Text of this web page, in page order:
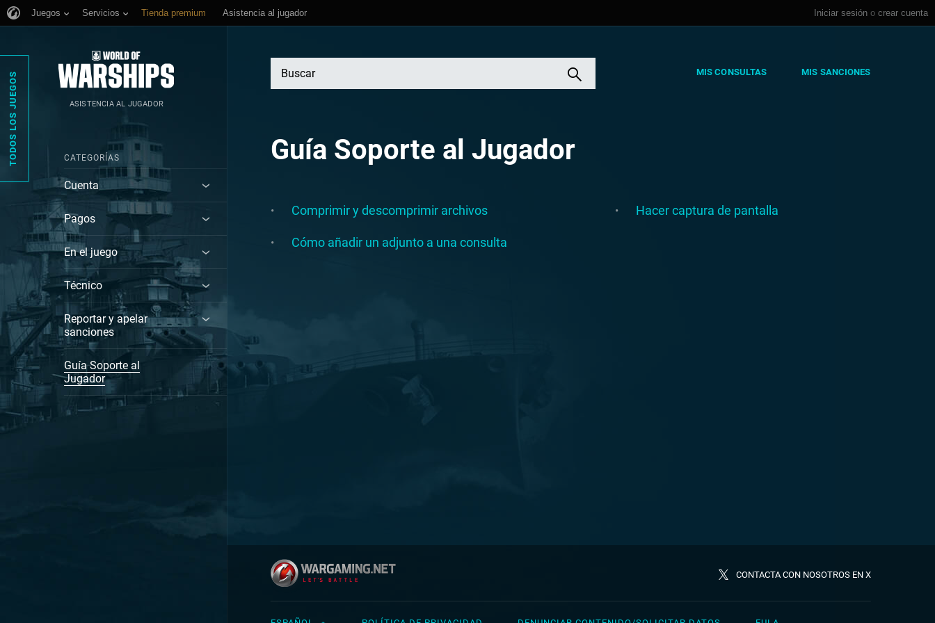
Iniciar sesión o crear cuenta
Juegos Servicios Tienda premium Asistencia al jugador
TODOS LOS JUEGOS ASISTENCIA AL JUGADOR
CATEGORÍAS
Cuenta
Pagos
En el juego
Técnico
Reportar y apelar
sanciones
Guía Soporte al
Jugador
MIS CONSULTAS MIS SANCIONES
Guía Soporte al Jugador
Comprimir y descomprimir archivos
Cómo añadir un adjunto a una consulta
Hacer captura de pantalla
CONTACTA CON NOSOTROS EN X